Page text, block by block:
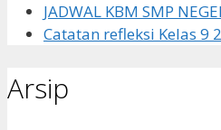
JADWAL KBM SMP
Catatan refleksi Kelas 9
Arsip